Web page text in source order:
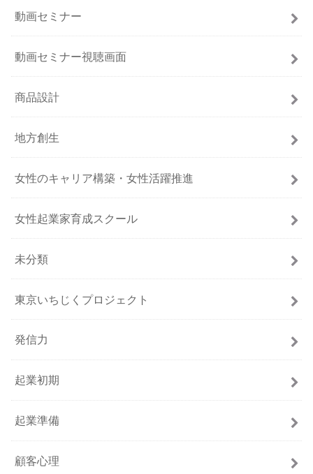
動画セミナー
動画セミナー視聴画面
商品設計
地方創生
女性のキャリア構築・女性活躍推進
女性起業家育成スクール
未分類
東京いちじくプロジェクト
発信力
起業初期
起業準備
顧客心理